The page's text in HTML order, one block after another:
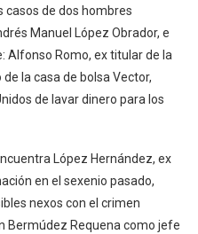
casos de dos hombres
Manuel López Obrador, e
Alfonso Romo, ex titular de la
la casa de bolsa Vector,
de lavar dinero para los
López Hernández, ex
en el sexenio pasado,
nexos con el crimen
Bermúdez Requena como jefe